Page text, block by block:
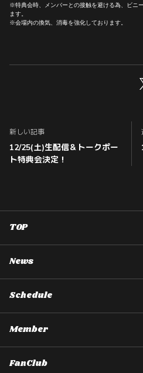
※特典会時、メンバーとの接触を避ける為、ビニ
ます。
※会場内の換気、消毒を強化しております。
新しい記事
12/25(土)生配信＆トークポー
ト特典会決定！
TOP
News
Schedule
Member
FanClub